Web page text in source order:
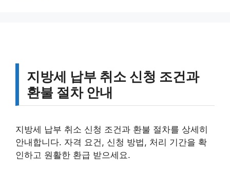
지방세 납부 취소 신청 조건과
환불 절차 안내
지방세 납부 취소 신청 조건과 환불 절차를 상세히
안내합니다. 자격 요건, 신청 방법, 처리 기간을 확
인하고 원활한 환급 받으세요.